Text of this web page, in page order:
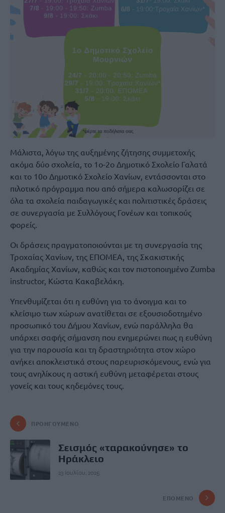
Μάλιστα, λόγω της αυξημένης ζήτησης συμμετοχής
ακόμα δύο σχολεία, το 1ο-2ο Δημοτικό Σχολείο Γαλατά
και το 10ο Δημοτικό Σχολείο Χανίων, εντάσσονται στο
πιλοτικό πρόγραμμα που από σήμερα καλωσορίζει σε
όλα τα σχολεία παιδαγωγικές και πολιτιστικές δράσεις
σε συνεργασία με Συλλόγους Γονέων και τοπικούς
φορείς.
Οι δράσεις πραγματοποιούνται με τη συνεργασία της
Τροχαίας Χανίων, της ΕΠΟΜΕΑ, της Σκακιστικής
Ακαδημίας Χανίων, καθώς και τον πιστοποιημένο Zumba
instructor, Κώστα Κακαβελάκη.
Υπενθυμίζεται ότι η ευθύνη για το άνοιγμα και το
κλείσιμο των χώρων ανατίθεται σε εξουσιοδοτημένο
προσωπικό του Δήμου Χανίων, ενώ παράλληλα θα
υπάρχει σαφής σήμανση που ενημερώνει πως η ευθύνη
για την παρουσία και τη δραστηριότητα στον χώρο
ανήκει αποκλειστικά στους παρευρισκόμενους, ενώ για
τους ανηλίκους η αστική ευθύνη μεταφέρεται στους
γονείς και τους κηδεμόνες τους.
ΠΡΟΗΓΟΎΜΕΝΟ
Σεισμός «ταρακούνησε» το
Ηράκλειο
23 Ιουλίου, 2025
ΕΠΌΜΕΝΟ